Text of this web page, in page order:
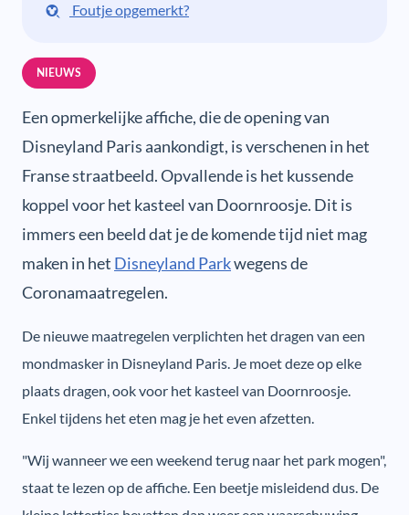
Foutje opgemerkt?
NIEUWS
Een opmerkelijke affiche, die de opening van
Disneyland Paris aankondigt, is verschenen in het
Franse straatbeeld. Opvallende is het kussende
koppel voor het kasteel van Doornroosje. Dit is
immers een beeld dat je de komende tijd niet mag
maken in het Disneyland Parkwegens de
Coronamaatregelen.
De nieuwe maatregelen verplichten het dragen van een
mondmasker in Disneyland Paris. Je moet deze op elke
plaats dragen, ook voor het kasteel van Doornroosje.
Enkel tijdens het eten mag je het even afzetten.
"Wij wanneer we een weekend terug naar het park mogen",
staat te lezen op de affiche. Een beetje misleidend dus. De